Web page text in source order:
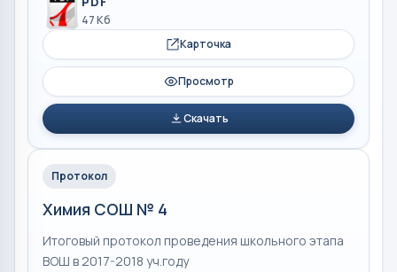
47 Кб
Карточка
Просмотр
Скачать
Протокол
Химия СОШ № 4
Итоговый протокол проведения школьного этапа
ВОШ в 2017-2018 уч.году